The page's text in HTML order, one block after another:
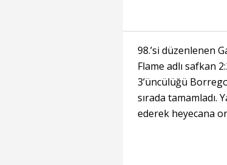
98.’si düzenlenen
Flame adlı safkan
3’üncülüğü
sırada tamamladı.
ederek heyecana